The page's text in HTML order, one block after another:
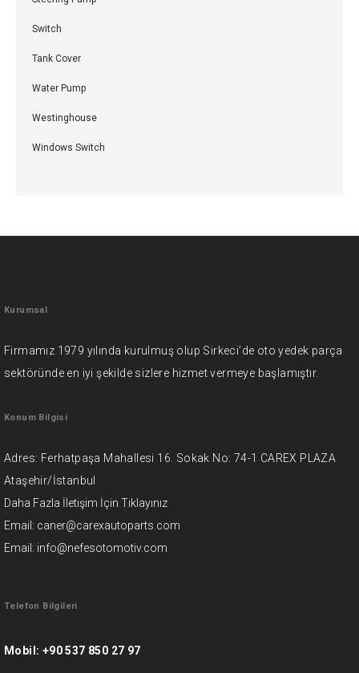
Switch
Tank Cover
Water Pump
Westinghouse
Windows Switch
Kurumsal
Firmamız 1979 yılında kurulmuş olup Sirkeci’de oto yedek parça
sektöründe en iyi şekilde sizlere hizmet vermeye başlamıştır.
Konum Bilgisi
Adres: Ferhatpaşa Mahallesi 16. Sokak No: 74-1 CAREX PLAZA
Ataşehir/İstanbul
Daha Fazla İletişim İçin Tıklayınız
Email: caner@carexautoparts.com
Email: info@nefesotomotiv.com
Telefon Bilgileri
Mobil: +90 537 850 27 97